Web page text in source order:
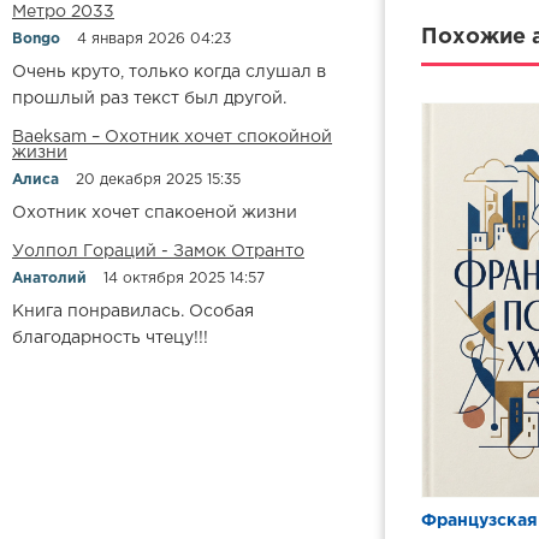
Метро 2033
Bongo 4 января 2026 04:23
Очень круто, только когда слушал в
прошлый раз текст был другой.
Baeksam – Охотник хочет спокойной
жизни
Алиса 20 декабря 2025 15:35
Охотник хочет спакоеной жизни
Уолпол Гораций - Замок Отранто
Анатолий 14 октября 2025 14:57
Книга понравилась. Особая
благодарность чтецу!!!
009 -
012 - Хуан
013 - Хуан
014 - Хуан
015 - Хуан
016 - Хуан
017 - Хуан
018 -
019 -
020 -
021 -
Похожие